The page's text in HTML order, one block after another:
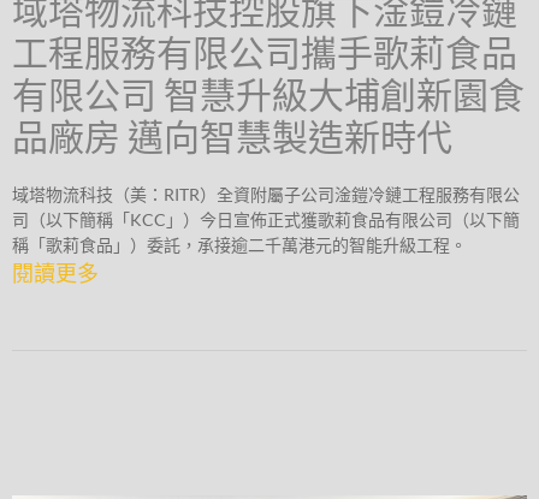
域塔物流科技控股旗下淦鎧冷鏈
工程服務有限公司攜手歌莉食品
有限公司 智慧升級大埔創新園食
品廠房 邁向智慧製造新時代
域塔物流科技（美：RITR）全資附屬子公司淦鎧冷鏈工程服務有限公
司（以下簡稱「KCC」）今日宣佈正式獲歌莉食品有限公司（以下簡
稱「歌莉食品」）委託，承接逾二千萬港元的智能升級工程。
閱讀更多